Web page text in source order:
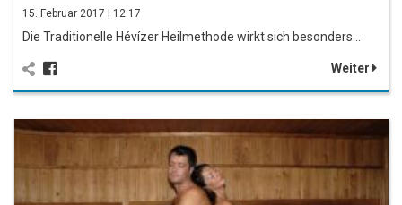
15. Februar 2017 | 12:17
Die Traditionelle Hévízer Heilmethode wirkt sich besonders…
Weiter